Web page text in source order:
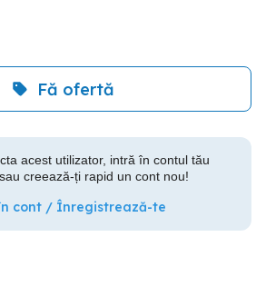
Fă ofertă
acest utilizator, intră în contul tău
creează-ți rapid un cont nou!
cont / Înregistrează-te